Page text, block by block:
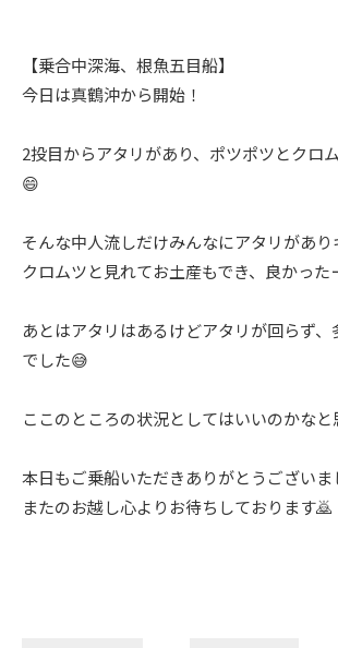
【乗合中深海、根魚五目船】
今日は真鶴沖から開始！
2投目からアタリがあり、ポツポツとクロ
😄
そんな中人流しだけみんなにアタリがあり
クロムツと見れてお土産もでき、良かった
あとはアタリはあるけどアタリが回らず
でした😅
ここのところの状況としてはいいのかなと
本日もご乗船いただきありがとうございま
またのお越し心よりお待ちしております🙇